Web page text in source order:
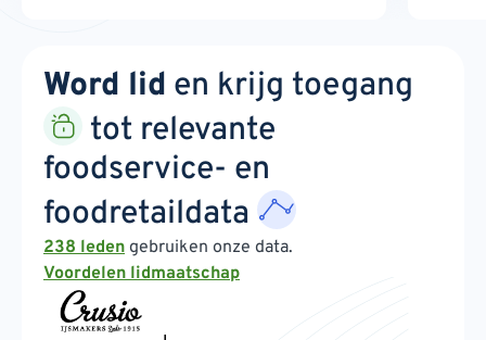
Word lid en krijg toegang
tot relevante
foodservice- en
foodretaildata
238 leden gebruiken onze data.
Voordelen lidmaatschap